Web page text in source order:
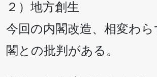
２）地方創生
今回の内閣改造、相変わ
閣との批判がある。